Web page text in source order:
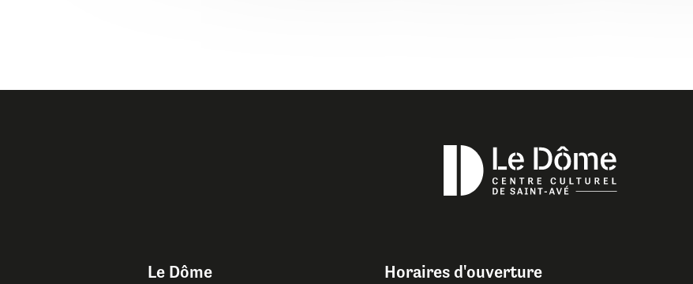
Le Dôme Horaires d'ouverture